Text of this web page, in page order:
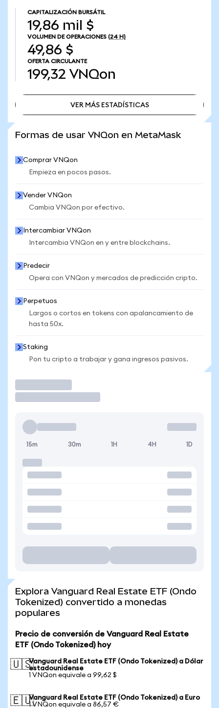
CAPITALIZACIÓN BURSÁTIL
19,86 mil $
VOLUMEN DE OPERACIONES (24 H)
49,86 $
OFERTA CIRCULANTE
199,32 VNQon
VER MÁS ESTADÍSTICAS
Formas de usar VNQon en MetaMask
Comprar VNQon
Empieza en pocos pasos.
Vender VNQon
Cambia VNQon por efectivo.
Intercambiar VNQon
Intercambia VNQon en y entre blockchains.
Predecir
Opera con VNQon y mercados de predicción cripto.
Perpetuos
Largos o cortos en tokens con apalancamiento de
hasta 50x.
Staking
Pon tu cripto a trabajar y gana ingresos pasivos.
15m 30m 1H 4H 1D
Explora Vanguard Real Estate ETF (Ondo
Tokenized) convertido a monedas
populares
Precio de conversión de Vanguard Real Estate
ETF (Ondo Tokenized) hoy
🇺🇸Vanguard Real Estate ETF (Ondo Tokenized) a Dólar
estadounidense
1 VNQon equivale a 99,62 $
🇪🇺Vanguard Real Estate ETF (Ondo Tokenized) a Euro
1 VNQon equivale a 86,57 €